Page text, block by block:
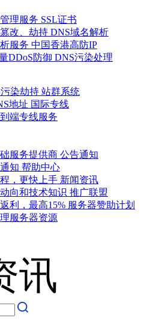
理服务 SSL证书
改、劫持 DNS域名解析
服务 中国香港高防IP
DDoS防御 DNS污染处理
染劫持 站群系统
地址 国际专线
端专线服务
服务提供商 公告通知
知 帮助中心
，更快上手 新闻资讯
向和技术知识 推广联盟
利，最高15% 服务器赞助计划
服务器资源
讯